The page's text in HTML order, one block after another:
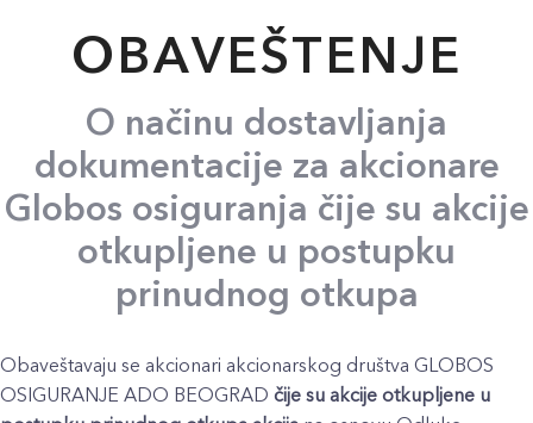
OBAVEŠTENJE
O načinu dostavljanja
dokumentacije za akcionare
Globos osiguranja čije su akcije
otkupljene u postupku
prinudnog otkupa
Obaveštavaju se akcionari akcionarskog društva GLOBOS
OSIGURANJE ADO BEOGRAD čije su akcije otkupljene u